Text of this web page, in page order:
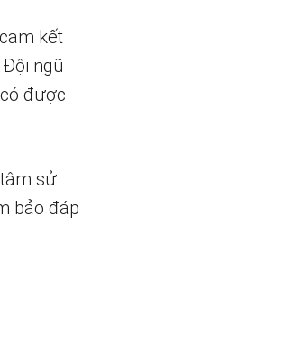
kết
ngũ
được
sử
bảo đáp